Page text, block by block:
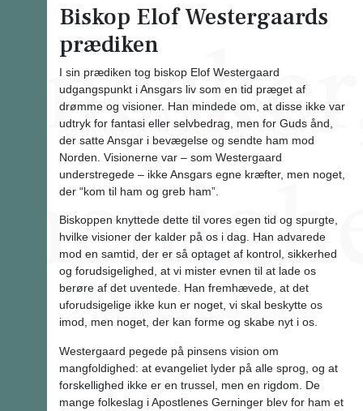
Biskop Elof Westergaards
prædiken
I sin prædiken tog biskop Elof Westergaard
udgangspunkt i Ansgars liv som en tid præget af
drømme og visioner. Han mindede om, at disse ikke var
udtryk for fantasi eller selvbedrag, men for Guds ånd,
der satte Ansgar i bevægelse og sendte ham mod
Norden. Visionerne var – som Westergaard
understregede – ikke Ansgars egne kræfter, men noget,
der “kom til ham og greb ham”.
Biskoppen knyttede dette til vores egen tid og spurgte,
hvilke visioner der kalder på os i dag. Han advarede
mod en samtid, der er så optaget af kontrol, sikkerhed
og forudsigelighed, at vi mister evnen til at lade os
berøre af det uventede. Han fremhævede, at det
uforudsigelige ikke kun er noget, vi skal beskytte os
imod, men noget, der kan forme og skabe nyt i os.
Westergaard pegede på pinsens vision om
mangfoldighed: at evangeliet lyder på alle sprog, og at
forskellighed ikke er en trussel, men en rigdom. De
mange folkeslag i Apostlenes Gerninger blev for ham et